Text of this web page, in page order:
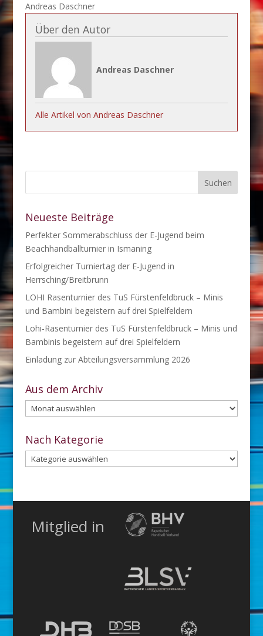
Andreas Daschner
Über den Autor
Andreas Daschner
Alle Artikel von Andreas Daschner
Neueste Beiträge
Perfekter Sommerabschluss der E-Jugend beim
Beachhandballturnier in Ismaning
Erfolgreicher Turniertag der E-Jugend in
Herrsching/Breitbrunn
LOHI Rasenturnier des TuS Fürstenfeldbruck – Minis
und Bambini begeistern auf drei Spielfeldern
Lohi-Rasenturnier des TuS Fürstenfeldbruck – Minis und
Bambinis begeistern auf drei Spielfeldern
Einladung zur Abteilungsversammlung 2026
Aus dem Archiv
Aus
dem
Archiv
Nach Kategorie
Nach
Kategorie
Mitglied in